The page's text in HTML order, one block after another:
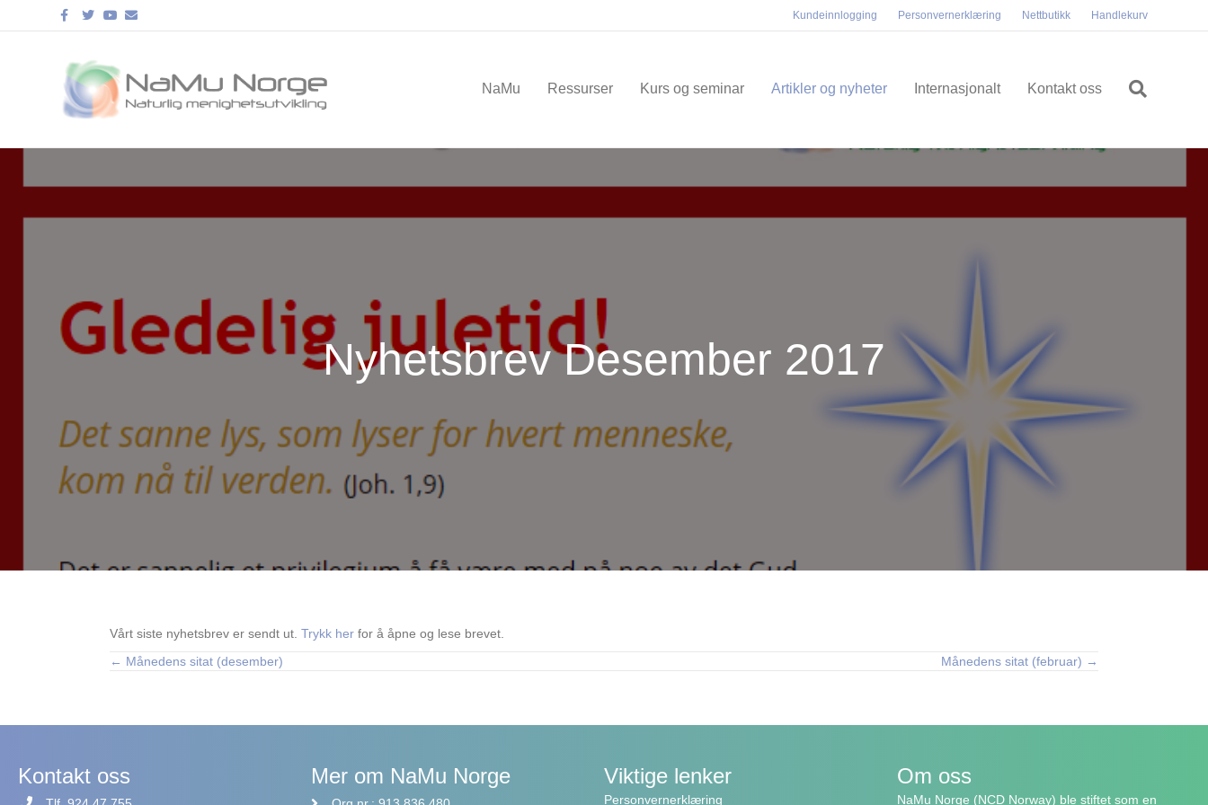
Facebook
TwitterYoutube
Email Kundeinnlogging Personvernerklæring Nettbutikk Handlekurv
NaMu Ressurser Kurs og seminar Artikler og nyheter Internasjonalt Kontakt oss
Nyhetsbrev Desember 2017
Vårt siste nyhetsbrev er sendt ut. Trykk her for å åpne og lese brevet.
Posts
← Månedens sitat (desember) Månedens sitat (februar) →
Kontakt oss Mer om NaMu Norge Viktige lenker
Personvernerklæring
Om oss
NaMu Norge (NCD Norway) ble stiftet som en